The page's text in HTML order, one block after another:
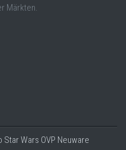
Märkten.
Star Wars OVP Neuware